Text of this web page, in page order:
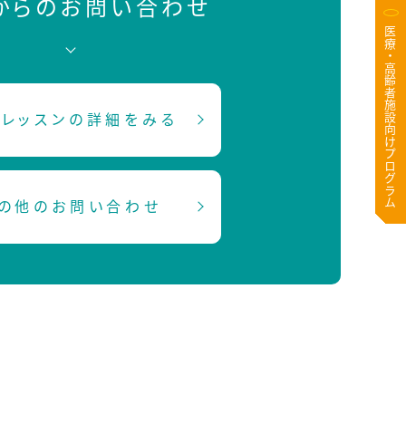
医療・高齢者施設向けプログラム
ッスンの詳細をみる
他のお問い合わせ